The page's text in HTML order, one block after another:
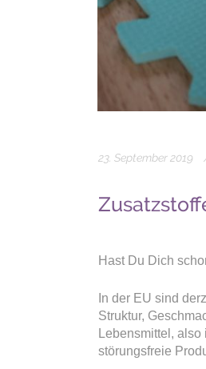
23. September 2019
Hast Du Dich
In der EU sind
Struktur,
Lebensmittel,
störungsfreie